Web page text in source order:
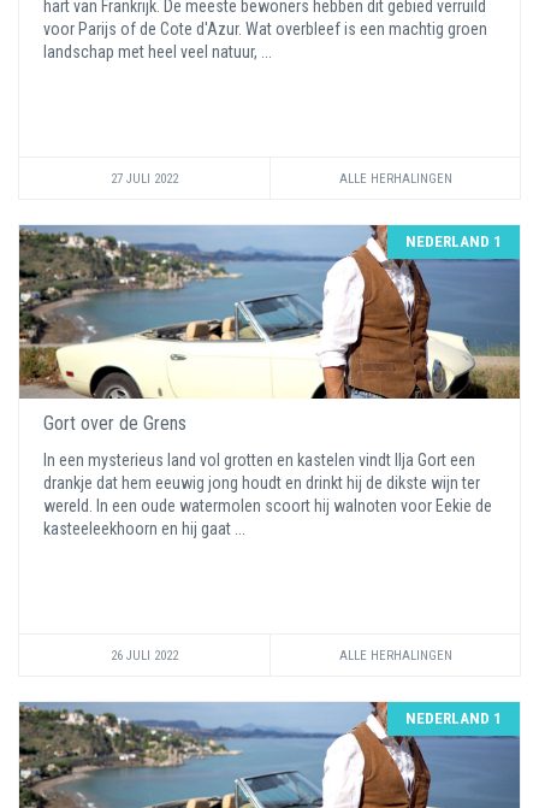
hart van Frankrijk. De meeste bewoners hebben dit gebied verruild
voor Parijs of de Cote d'Azur. Wat overbleef is een machtig groen
landschap met heel veel natuur, ...
27 JULI 2022 ALLE HERHALINGEN
NEDERLAND 1
Gort over de Grens
In een mysterieus land vol grotten en kastelen vindt Ilja Gort een
drankje dat hem eeuwig jong houdt en drinkt hij de dikste wijn ter
wereld. In een oude watermolen scoort hij walnoten voor Eekie de
kasteeleekhoorn en hij gaat ...
26 JULI 2022 ALLE HERHALINGEN
NEDERLAND 1